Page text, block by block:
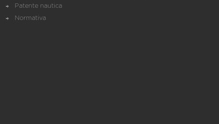
Patente nautica
Normativa